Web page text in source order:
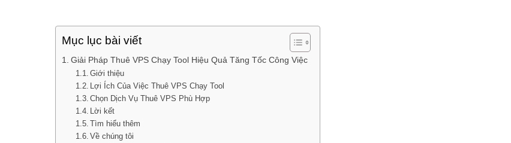
Mục lục bài viết
Giải Pháp Thuê VPS Chạy Tool Hiệu Quả Tăng Tốc Công Việc
Giới thiệu
Lợi Ích Của Việc Thuê VPS Chạy Tool
Chọn Dịch Vụ Thuê VPS Phù Hợp
Lời kết
Tìm hiểu thêm
Về chúng tôi